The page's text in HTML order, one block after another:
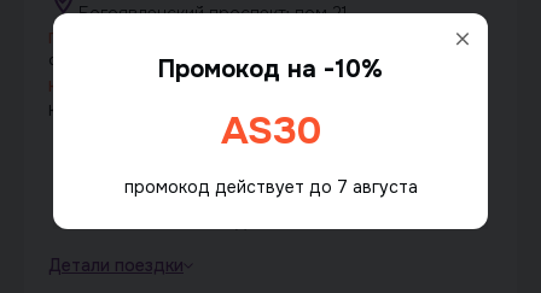
Промокод на -10%
AS30
промокод действует до 7 августа
Богоявленский проспект; дом 21
ПЕРЕВІЗНИК:
ФЛП Мягков Алексей Сергеевич
КЛАСС:
Комфорт
Детали поездки